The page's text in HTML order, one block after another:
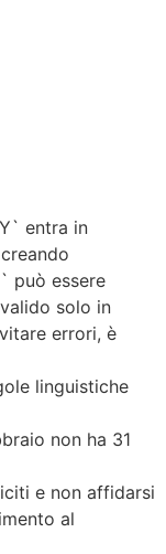
entra in
può essere
solo in
errori, è
linguistiche
non ha 31
e non affidarsi
al